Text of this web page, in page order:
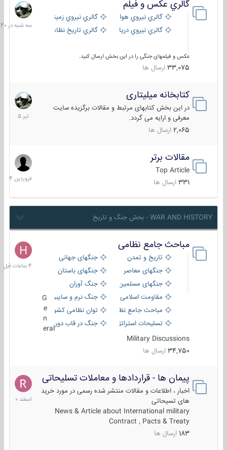
گالري عكس و فيلم
گالري نيروي هوايي
گالري نيروي زميني
گالري نيروي دريايي
گالري تاریخ نظامی
عکس و فیلمهای جنگی را در این بخش ارسال کنید.
33,075 ارسال ها
سه
شنبه
در
کتابخانه میلیتاری
در این بخش کتابهای مرتبط و مقالات برگزیده سایت
معرفی و ارایه می گردد.
2,065 ارسال ها
16
تیر
1405
مقالات برتر
Top Article
331 ارسال ها
29
فروردین
1404
WAR AND HISTORY - بخش جنگ و تاریخ
مباحث جامع نظامی
تاریخ و تمدن
جنگهای جهانی
جنگهای معاصر
جنگهای باستان
جنگهای مسلمین
جنگ آوران
مقاومت اسلامی
جنگ نرم و سایبری
مباحث جامع نظامی
توان نظامی کشورها
تسلیحات استراتژیک
جنگ در قاب دوربین
eral
Military Discussions
34,750 ارسال ها
4
ساعات
قبل
پیمان ها - قراردادها و معاملات تسلیحاتی
اخبار ، اطلاعات و مقالات منتشر شده رسمی در مورد خرید
های تسیحاتی
News & Article about International military
Contract , Pacts & Treaty
183 ارسال ها
7
اسفند
1400